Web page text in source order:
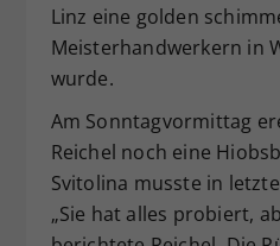
Linz eine golden
Meisterhandwerkern in
wurde.
Am Sonntagvormittag
Reichel noch eine
Svitolina musste in
„Sie hat alles probiert,